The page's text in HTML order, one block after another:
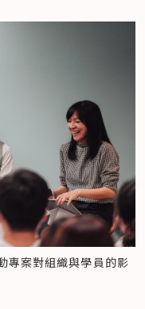
專案對組織與學員的影